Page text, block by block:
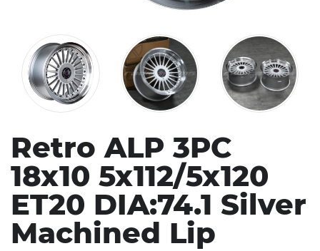
Retro ALP 3PC
18x10 5x112/5x120
ET20 DIA:74.1 Silver
Machined Lip